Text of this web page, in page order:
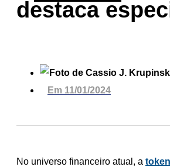
destaca
Em 11/01/2024
No universo financeiro atual, a